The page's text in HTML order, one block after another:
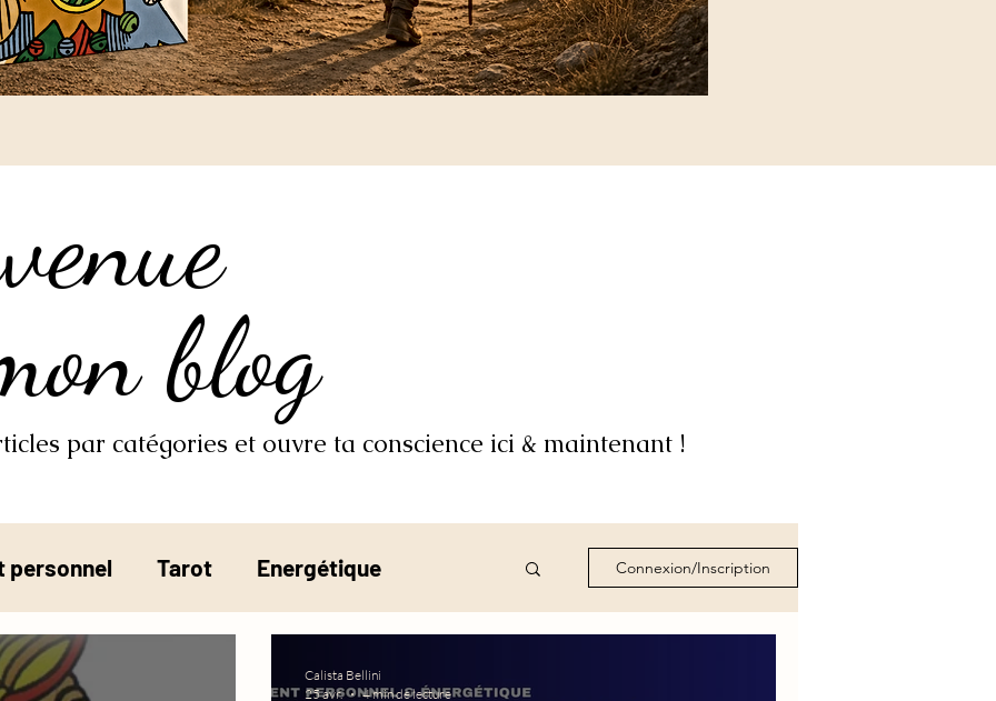
blog
blog
par catégories et ouvre ta conscience ici & maintenant !
personnel Tarot Energétique
la pesée de l'âme
Connexion/Inscription
Calista Bellini
25 avr.
4 min de lecture